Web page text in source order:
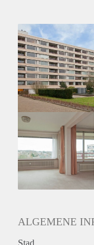
Huisdieren
Huurtoeslag grens:
Geschikt voor
ALGEMENE
Stad